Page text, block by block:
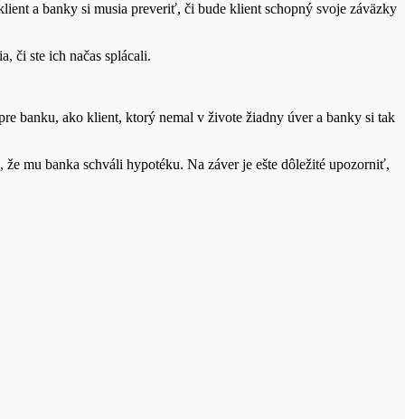
a banky si musia preveriť, či bude klient schopný svoje záväzky
či ste ich načas splácali.
banku, ako klient, ktorý nemal v živote žiadny úver a banky si tak
mu banka schváli hypotéku. Na záver je ešte dôležité upozorniť,